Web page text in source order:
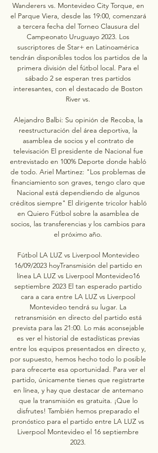
Wanderers vs. Montevideo City Torque, en
el Parque Viera, desde las 19:00, comenzará
a tercera fecha del Torneo Clausura del
Campeonato Uruguayo 2023. Los
suscriptores de Star+ en Latinoamérica
tendrán disponibles todos los partidos de la
primera división del fútbol local. Para el
sábado 2 se esperan tres partidos
interesantes, con el destacado de Boston
River vs.
Alejandro Balbi: Su opinión de Recoba, la
reestructuración del área deportiva, la
asamblea de socios y el contrato de
televisación El presidente de Nacional fue
entrevistado en 100% Deporte donde habló
de todo. Ariel Martinez: "Los problemas de
financiamiento son graves, tengo claro que
Nacional está dependiendo de algunos
créditos siempre" El dirigente tricolor habló
en Quiero Fútbol sobre la asamblea de
socios, las transferencias y los cambios para
el próximo año.
Fútbol LA LUZ vs Liverpool Montevideo
16/09/2023 hoyTransmisión del partido en
línea LA LUZ vs Liverpool Montevideo16
septiembre 2023 El tan esperado partido
cara a cara entre LA LUZ vs Liverpool
Montevideo tendrá su lugar. La
retransmisión en directo del partido está
prevista para las 21:00. Lo más aconsejable
es ver el historial de estadísticas previas
entre los equipos presentados en directo y,
por supuesto, hemos hecho todo lo posible
para ofrecerte esa oportunidad. Para ver el
partido, únicamente tienes que registrarte
en línea, y hay que destacar de antemano
que la transmisión es gratuita. ¡Que lo
disfrutes! También hemos preparado el
pronóstico para el partido entre LA LUZ vs
Liverpool Montevideo el 16 septiembre
2023.